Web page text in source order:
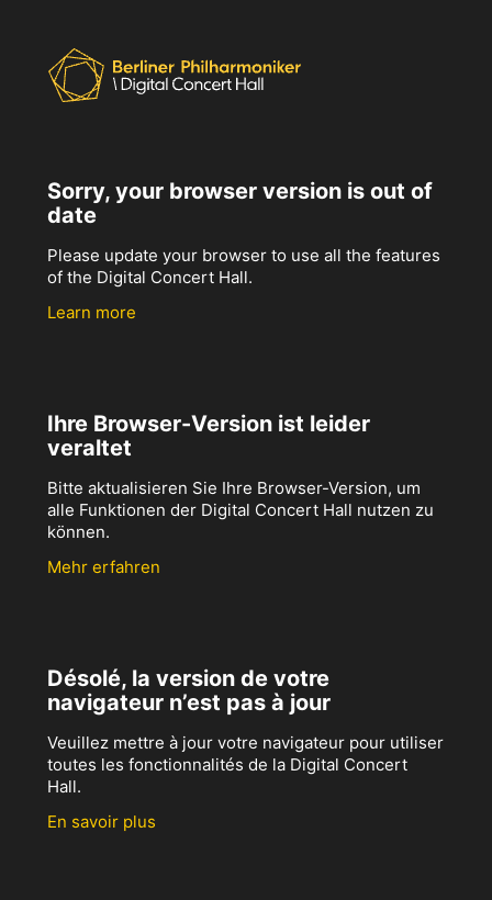
Sorry, your browser version is out of
date
Please update your browser to use all the features
of the Digital Concert Hall.
Learn more
Ihre Browser-Version ist leider
veraltet
Bitte aktualisieren Sie Ihre Browser-Version, um
alle Funktionen der Digital Concert Hall nutzen zu
können.
Mehr erfahren
Désolé, la version de votre
navigateur n’est pas à jour
Veuillez mettre à jour votre navigateur pour utiliser
toutes les fonctionnalités de la Digital Concert
Hall.
En savoir plus